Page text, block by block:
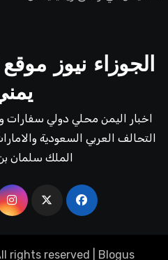
الجوزاء نيوز
اخبار اليمن محلي دولي سفارات
التحالف العربي السعودية
الملك سلمان
rights reserved Blogus